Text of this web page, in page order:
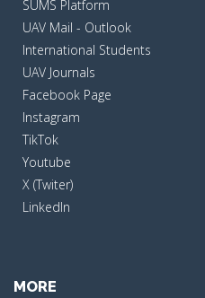
SUMS Platform
UAV Mail - Outlook
International Students
UAV Journals
Facebook Page
Instagram
TikTok
Youtube
X (Twiter)
LinkedIn
MORE